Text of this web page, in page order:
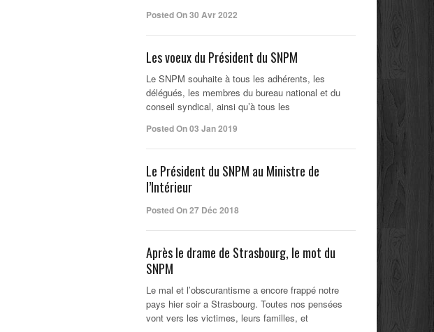
Posted On 30 Avr 2022
Les voeux du Président du SNPM
Le SNPM souhaite à tous les adhérents, les
délégués, les membres du bureau national et du
conseil syndical, ainsi qu’à tous les
Posted On 03 Jan 2019
Le Président du SNPM au Ministre de
l’Intérieur
Posted On 27 Déc 2018
Après le drame de Strasbourg, le mot du
SNPM
Le mal et l’obscurantisme a encore frappé notre
pays hier soir a Strasbourg. Toutes nos pensées
vont vers les victimes, leurs familles, et